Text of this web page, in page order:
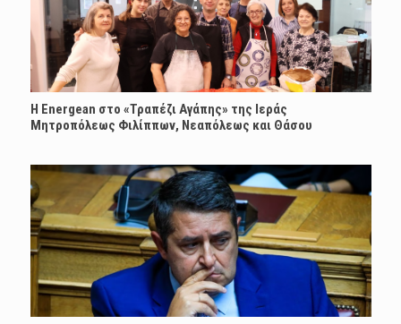
H Energean στο «Τραπέζι Αγάπης» της Ιεράς
Μητροπόλεως Φιλίππων, Νεαπόλεως και Θάσου